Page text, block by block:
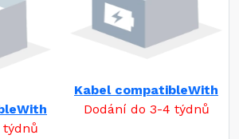
týdnů
Kabel compatibleWith
Dodání do 3-4 týdnů